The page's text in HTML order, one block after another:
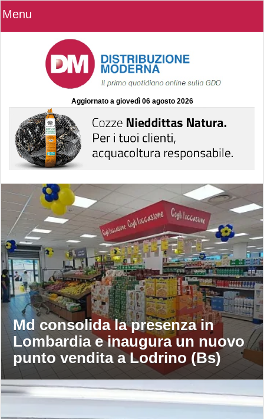
Menu
Aggiornato a giovedì 06 agosto 2026
Md consolida la presenza in
Lombardia e inaugura un nuovo
punto vendita a Lodrino (Bs)